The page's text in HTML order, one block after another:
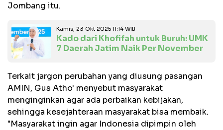
Jombang itu.
Kamis, 23 Okt 2025 11:14 WIB
Kado dari Khofifah untuk Buruh: UMK
7 Daerah Jatim Naik Per November
Terkait jargon perubahan yang diusung pasangan
AMIN, Gus Atho' menyebut masyarakat
menginginkan agar ada perbaikan kebijakan,
sehingga kesejahteraan masyarakat bisa membaik.
"Masyarakat ingin agar Indonesia dipimpin oleh